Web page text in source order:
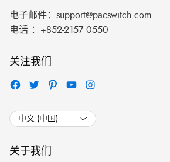
电子邮件： support@pacswitch.com
电话 ： +852-2157 0550
关注我们
关于我们